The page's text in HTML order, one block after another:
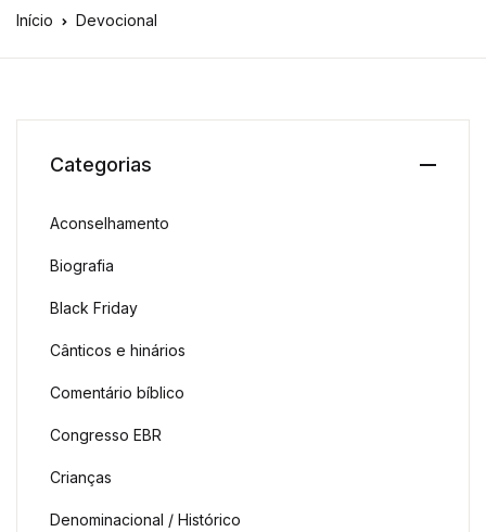
Início Devocional
Categorias
Aconselhamento
Biografia
Black Friday
Cânticos e hinários
Comentário bíblico
Congresso EBR
Crianças
Denominacional / Histórico